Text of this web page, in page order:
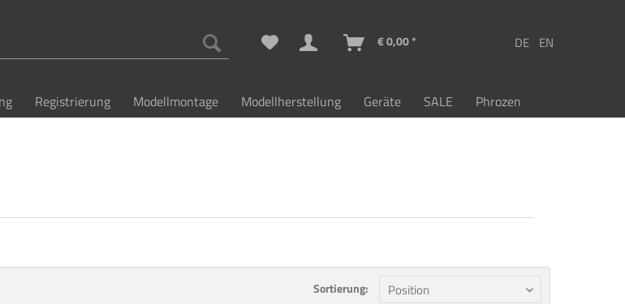
€ 0,00 *
Registrierung Modellmontage Modellherstellung Geräte SALE Phrozen
Sortierung: